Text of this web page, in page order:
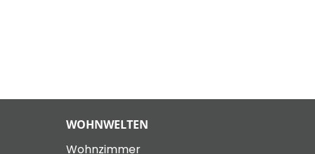
WOHNWELTEN
Wohnzimmer